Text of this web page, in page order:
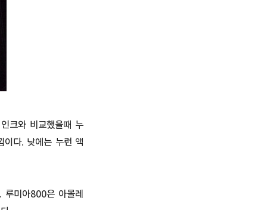
크와 비교했을때 누
이다. 낮에는 누런 액
미아800은 아몰레